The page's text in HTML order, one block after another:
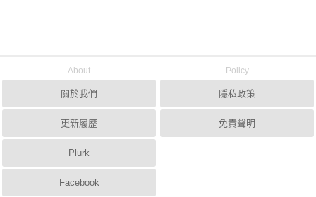
About
關於我們
更新履歷
Plurk
Facebook
Policy
隱私政策
免責聲明